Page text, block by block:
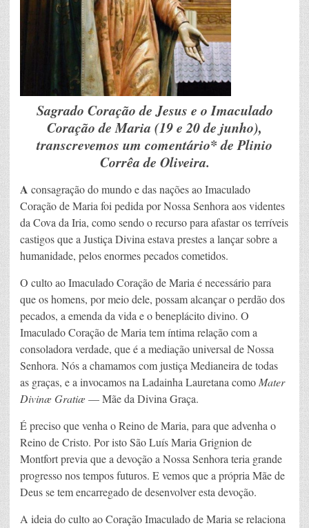
Sagrado Coração de Jesus e o Imaculado
Coração de Maria (19 e 20 de junho),
transcrevemos um comentário* de Plinio
Corrêa de Oliveira.
A consagração do mundo e das nações ao Imaculado
Coração de Maria foi pedida por Nossa Senhora aos videntes
da Cova da Iria, como sendo o recurso para afastar os terríveis
castigos que a Justiça Divina estava prestes a lançar sobre a
humanidade, pelos enormes pecados cometidos.
O culto ao Imaculado Coração de Maria é necessário para
que os homens, por meio dele, possam alcançar o perdão dos
pecados, a emenda da vida e o beneplácito divino. O
Imaculado Coração de Maria tem íntima relação com a
consoladora verdade, que é a mediação universal de Nossa
Senhora. Nós a chamamos com justiça Medianeira de todas
as graças, e a invocamos na Ladainha Lauretana comoMater
Divinæ Gratiæ — Mãe da Divina Graça.
É preciso que venha o Reino de Maria, para que advenha o
Reino de Cristo. Por isto São Luís Maria Grignion de
Montfort previa que a devoção a Nossa Senhora teria grande
progresso nos tempos futuros. E vemos que a própria Mãe de
Deus se tem encarregado de desenvolver esta devoção.
A ideia do culto ao Coração Imaculado de Maria se relaciona